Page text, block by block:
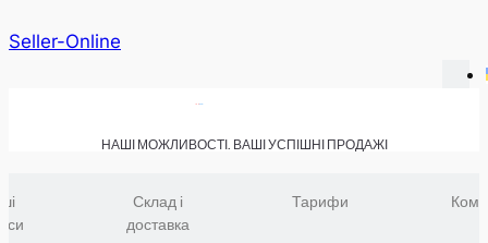
Seller-Online
НАШІ МОЖЛИВОСТІ. ВАШІ УСПІШНІ ПРОДАЖІ
Склад і
доставка
Тарифи